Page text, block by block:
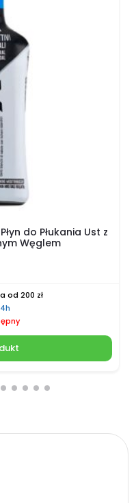
do Płukania Ust z
Węglem
od 200 zł